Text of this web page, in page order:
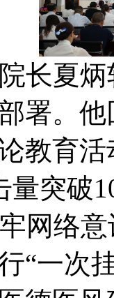
长夏炳
署。
教育
量突破
网络
“一次